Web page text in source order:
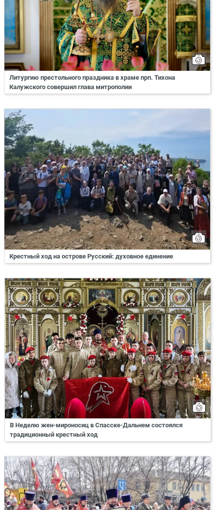
Литургию престольного праздника в храме прп. Тихона
Калужского совершил глава митрополии
Крестный ход на острове Русский: духовное единение
В Неделю жен-мироносиц в Спасске-Дальнем состоялся
традиционный крестный ход